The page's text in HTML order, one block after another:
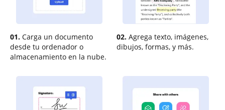
01. Carga un documento
desde tu ordenador o
almacenamiento en la nube.
02. Agrega texto, imágenes,
dibujos, formas, y más.